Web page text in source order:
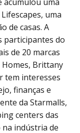
uma
de casas. A
participantes do
de 20 marcas
Brittany
tem interesses
finanças e
da Starmalls,
centers das
na indústria de